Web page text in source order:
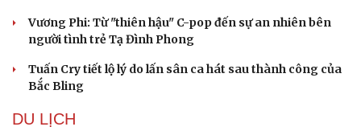
Vương Phi: Từ "thiên hậu" C-pop đến sự an nhiên bên
người tình trẻ Tạ Đình Phong
Tuấn Cry tiết lộ lý do lấn sân ca hát sau thành công của
Bắc Bling
DU LỊCH